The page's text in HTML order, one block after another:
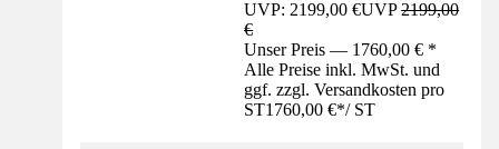
UVP: 2199,00 €UVP2199,00
€
Unser Preis — 1760,00 € *
Alle Preise inkl. MwSt. und
ggf. zzgl. Versandkosten pro
ST1760,00 €*/ ST